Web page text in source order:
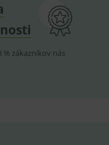
% zákazníkov nás
analytics.
analytics.
analytics.
vhodné reklamy.
analytics.
cookies a
reklamy.